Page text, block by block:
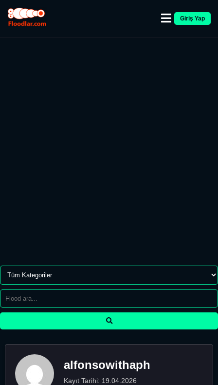
Giriş Yap
alfonsowithaph
Kayıt Tarihi: 19.04.2026